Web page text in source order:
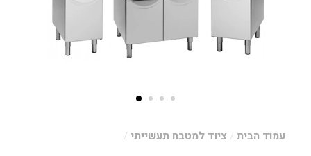
עמוד הבית / ציוד למטבח תעשייתי /